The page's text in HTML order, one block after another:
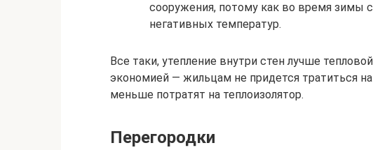
сооружения, потому как во время зимы
негативных температур.
Все таки, утепление внутри стен лучше
экономией — жильцам не придется тратиться
меньше потратят на теплоизолятор.
Перегородки